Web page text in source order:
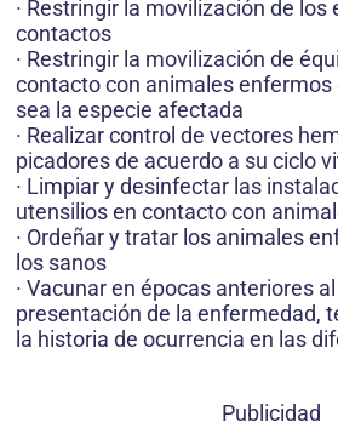
· Restringir la movilización de
contactos
· Restringir la movilización de
contacto con animales enfermos
sea la especie afectada
· Realizar control de vectores
picadores de acuerdo a su ciclo
· Limpiar y desinfectar las
utensilios en contacto con
· Ordeñar y tratar los animales
los sanos
· Vacunar en épocas anteriores
presentación de la enfermedad,
la historia de ocurrencia en las
Publicidad